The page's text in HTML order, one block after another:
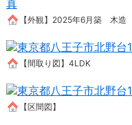
【外観】2025年6月築 木造
【間取り図】4LDK
【区間図】